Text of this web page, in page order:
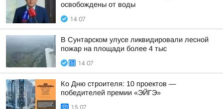
освобождены от воды
14:07
В Сунтарском улусе ликвидировали лесной
пожар на площади более 4 тыс
14:07
Ко Дню строителя: 10 проектов —
победителей премии «ЭЙГЭ»
15:07